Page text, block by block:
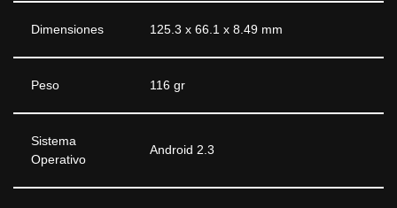
Dimensiones 125.3 x 66.1 x 8.49 mm
Peso 116 gr
Sistema
Operativo
Android 2.3